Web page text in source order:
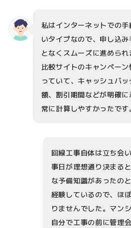
私はインターネットでの
いタイプなので、申し込
となくスムーズに進められ
比較サイトのキャンペー
っていて、キャッシュバ
額、割引期間などが明確
常に計算しやすかったです。
回線工事自体は立ち会
事日が理想通り決まる
な予備知識があったの
経験しているので、ほ
りませんでした。マン
自分で工事の前に管理